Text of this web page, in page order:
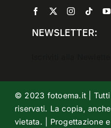
NEWSLETTER:
© 2023 fotoema.it |
riservati. La copia,
vietata. | Progettazione